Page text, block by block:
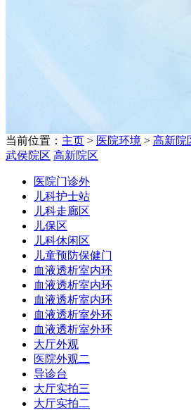
当前位置： 主页 > 医院环境 > 高新院
武侯院区 高新院区
医院门诊外
儿科护士站
儿科走廊区
儿保区
儿科休闲区
儿童预防保健门
血液透析室内环
血液透析室内环
血液透析室内环
血液透析室外环
血液透析室外环
大厅外观
医院外观二
导诊台
大厅实拍三
大厅实拍二